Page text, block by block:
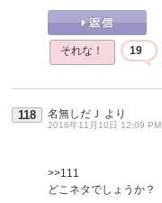
それな！ 19
118 名無しだＪ より
2016年11月10日 12:09 PM
>>111
どこネタでしょうか？